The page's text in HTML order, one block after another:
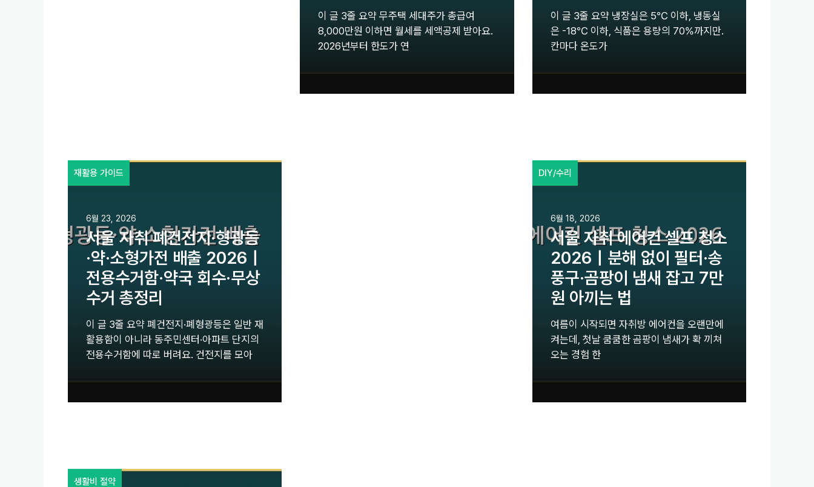
이 글 3줄 요약 무주택 세대주가 총급여
8,000만원 이하면 월세를 세액공제 받아요.
2026년부터 한도가 연
이 글 3줄 요약 냉장실은 5℃ 이하, 냉동실
은 -18℃ 이하, 식품은 용량의 70%까지만.
칸마다 온도가
재활용 가이드
6월 23, 2026
서울 자취 폐건전지·형광등
·약·소형가전 배출 2026｜
전용수거함·약국 회수·무상
수거 총정리
이 글 3줄 요약 폐건전지·폐형광등은 일반 재
활용함이 아니라 동주민센터·아파트 단지의
전용수거함에 따로 버려요. 건전지를 모아
DIY/수리
6월 18, 2026
서울 자취 에어컨 셀프 청소
2026｜분해 없이 필터·송
풍구·곰팡이 냄새 잡고 7만
원 아끼는 법
여름이 시작되면 자취방 에어컨을 오랜만에
켜는데, 첫날 쿰쿰한 곰팡이 냄새가 확 끼쳐
오는 경험 한
생활비 절약